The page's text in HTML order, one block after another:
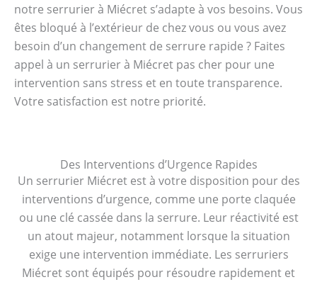
notre serrurier à Miécret s’adapte à vos besoins. Vous
êtes bloqué à l’extérieur de chez vous ou vous avez
besoin d’un changement de serrure rapide ? Faites
appel à un serrurier à Miécret pas cher pour une
intervention sans stress et en toute transparence.
Votre satisfaction est notre priorité.
Des Interventions d’Urgence Rapides
Un serrurier Miécret est à votre disposition pour des
interventions d’urgence, comme une porte claquée
ou une clé cassée dans la serrure. Leur réactivité est
un atout majeur, notamment lorsque la situation
exige une intervention immédiate. Les serruriers
Miécret sont équipés pour résoudre rapidement et